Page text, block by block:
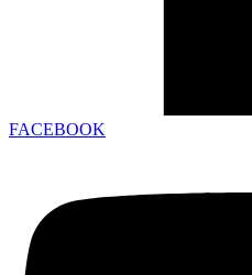
FACEBOOK